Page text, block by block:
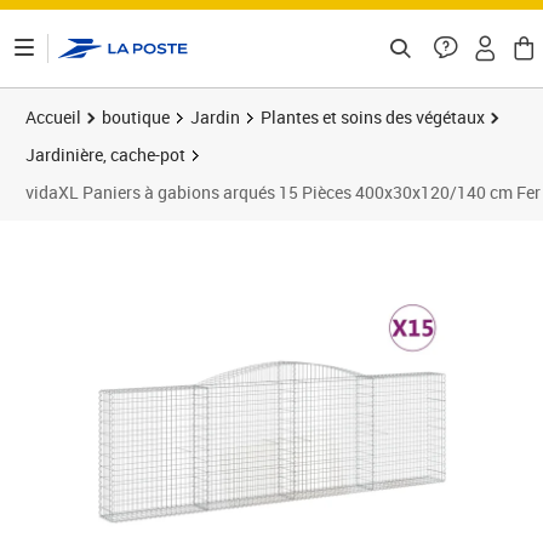
Accueil boutique Jardin
Plantes et soins des végétaux
Jardinière, cache-pot
vidaXL Paniers à gabions arqués 15 Pièces 400x30x120/140 cm